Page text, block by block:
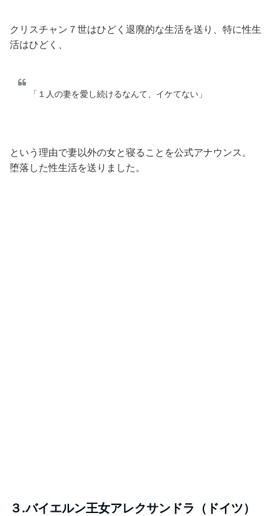
クリスチャン７世はひどく退廃的な生活を送り、特に性生
活はひどく、
「１人の妻を愛し続けるなんて、イケてない」
という理由で妻以外の女と寝ることを公式アナウンス。
堕落した性生活を送りました。
３.バイエルン王女アレクサンドラ（ドイツ）